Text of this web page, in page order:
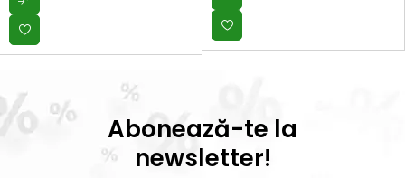
Abonează-te la
newsletter!